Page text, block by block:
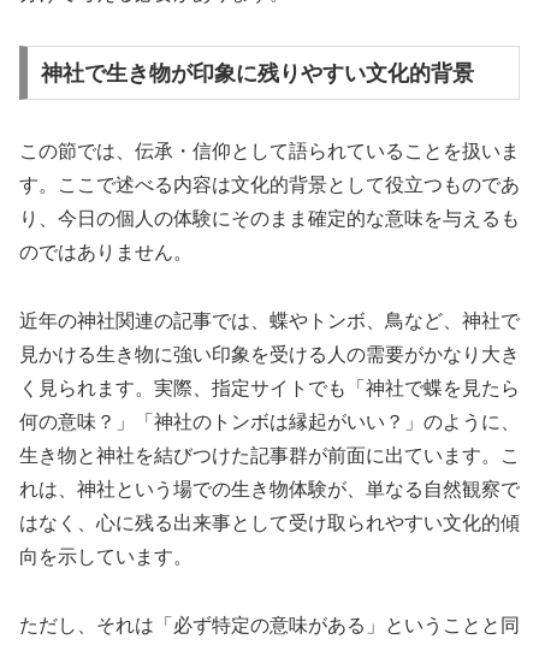
神社で生き物が印象に残りやすい文化的背景
この節では、伝承・信仰として語られていることを扱いま
す。ここで述べる内容は文化的背景として役立つものであ
り、今日の個人の体験にそのまま確定的な意味を与えるも
のではありません。
近年の神社関連の記事では、蝶やトンボ、鳥など、神社で
見かける生き物に強い印象を受ける人の需要がかなり大き
く見られます。実際、指定サイトでも「神社で蝶を見たら
何の意味？」「神社のトンボは縁起がいい？」のように、
生き物と神社を結びつけた記事群が前面に出ています。こ
れは、神社という場での生き物体験が、単なる自然観察で
はなく、心に残る出来事として受け取られやすい文化的傾
向を示しています。
ただし、それは「必ず特定の意味がある」ということと同